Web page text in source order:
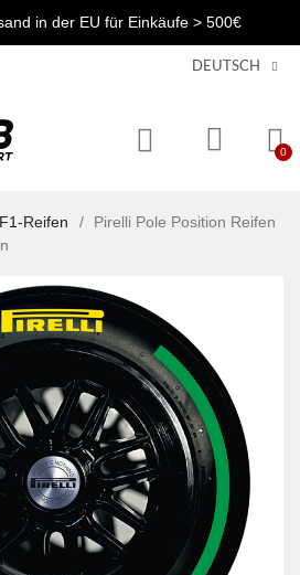
in der EU für Einkäufe > 500€
DEUTSCH
F1-Reifen
Pirelli Pole Position Reifen